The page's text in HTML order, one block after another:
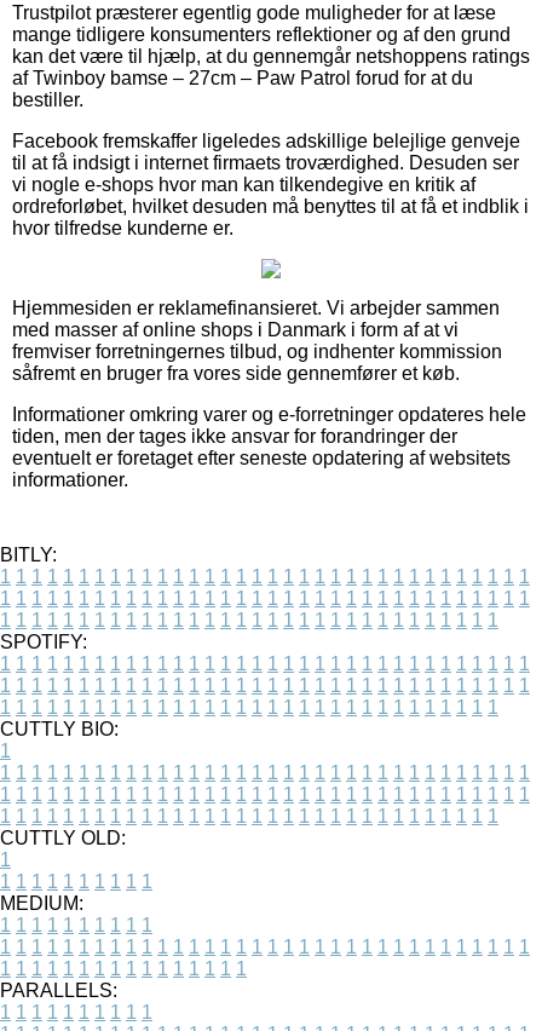
Trustpilot præsterer egentlig gode muligheder for at læse
mange tidligere konsumenters reflektioner og af den grund
kan det være til hjælp, at du gennemgår netshoppens ratings
af Twinboy bamse – 27cm – Paw Patrol forud for at du
bestiller.
Facebook fremskaffer ligeledes adskillige belejlige genveje
til at få indsigt i internet firmaets troværdighed. Desuden ser
vi nogle e-shops hvor man kan tilkendegive en kritik af
ordreforløbet, hvilket desuden må benyttes til at få et indblik i
hvor tilfredse kunderne er.
Hjemmesiden er reklamefinansieret. Vi arbejder sammen
med masser af online shops i Danmark i form af at vi
fremviser forretningernes tilbud, og indhenter kommission
såfremt en bruger fra vores side gennemfører et køb.
Informationer omkring varer og e-forretninger opdateres hele
tiden, men der tages ikke ansvar for forandringer der
eventuelt er foretaget efter seneste opdatering af websitets
informationer.
BITLY:
1 1 1 1 1 1 1 1 1 1 1 1 1 1 1 1 1 1 1 1 1 1 1 1 1 1 1 1 1 1 1 1 1 1
1 1 1 1 1 1 1 1 1 1 1 1 1 1 1 1 1 1 1 1 1 1 1 1 1 1 1 1 1 1 1 1 1 1
1 1 1 1 1 1 1 1 1 1 1 1 1 1 1 1 1 1 1 1 1 1 1 1 1 1 1 1 1 1 1 1
SPOTIFY:
1 1 1 1 1 1 1 1 1 1 1 1 1 1 1 1 1 1 1 1 1 1 1 1 1 1 1 1 1 1 1 1 1 1
1 1 1 1 1 1 1 1 1 1 1 1 1 1 1 1 1 1 1 1 1 1 1 1 1 1 1 1 1 1 1 1 1 1
1 1 1 1 1 1 1 1 1 1 1 1 1 1 1 1 1 1 1 1 1 1 1 1 1 1 1 1 1 1 1 1
CUTTLY BIO:
1
1 1 1 1 1 1 1 1 1 1 1 1 1 1 1 1 1 1 1 1 1 1 1 1 1 1 1 1 1 1 1 1 1 1
1 1 1 1 1 1 1 1 1 1 1 1 1 1 1 1 1 1 1 1 1 1 1 1 1 1 1 1 1 1 1 1 1 1
1 1 1 1 1 1 1 1 1 1 1 1 1 1 1 1 1 1 1 1 1 1 1 1 1 1 1 1 1 1 1 1
CUTTLY OLD:
1
1 1 1 1 1 1 1 1 1 1
MEDIUM:
1 1 1 1 1 1 1 1 1 1
1 1 1 1 1 1 1 1 1 1 1 1 1 1 1 1 1 1 1 1 1 1 1 1 1 1 1 1 1 1 1 1 1 1
1 1 1 1 1 1 1 1 1 1 1 1 1 1 1 1
PARALLELS:
1 1 1 1 1 1 1 1 1 1